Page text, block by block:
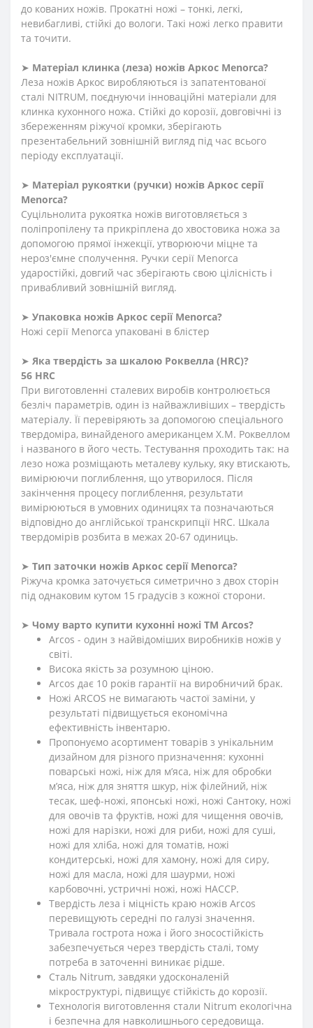
до кованих ножів. Прокатні ножі – тонкі, легкі,
невибагливі, стійкі до вологи. Такі ножі легко правити
та точити.
➤ Матеріал клинка (леза) ножів Аркос Menorca?
Леза ножів Аркос виробляються із запатентованої
сталі NITRUM, поєднуючи інноваційні матеріали для
клинка кухонного ножа. Стійкі до корозії, довговічні із
збереженням ріжучої кромки, зберігають
презентабельний зовнішній вигляд під час всього
періоду експлуатації.
➤ Матеріал рукоятки (ручки) ножів Аркос серії
Menorca?
Суцільнолита рукоятка ножів виготовляється з
поліпропілену та прикріплена до хвостовика ножа за
допомогою прямої інжекції, утворюючи міцне та
нероз'ємне сполучення. Ручки серії Menorca
ударостійкі, довгий час зберігають свою цілісність і
привабливий зовнішній вигляд.
➤ Упаковка ножів Аркос серії Menorca?
Ножі серії Menorca упаковані в блістер
➤ Яка твердість за шкалою Роквелла (HRC)?
56 HRC
При виготовленні сталевих виробів контролюється
безліч параметрів, один із найважливіших – твердість
матеріалу. Її перевіряють за допомогою спеціального
твердоміра, винайденого американцем Х.М. Роквеллом
і названого в його честь. Тестування проходить так: на
лезо ножа розміщають металеву кульку, яку втискають,
вимірюючи поглиблення, що утворилося. Після
закінчення процесу поглиблення, результати
вимірюються в умовних одиницях та позначаються
відповідно до англійської транскрипції HRC. Шкала
твердомірів розбита в межах 20-67 одиниць.
➤ Тип заточки ножів Аркос серії Menorca?
Ріжуча кромка заточується симетрично з двох сторін
під однаковим кутом 15 градусів з кожної сторони.
➤ Чому варто купити кухонні ножі ТМ Arcos?
Arcos - один з найвідоміших виробників ножів у
світі.
Висока якість за розумною ціною.
Arcos дає 10 років гарантії на виробничий брак.
Ножі ARCOS не вимагають частої заміни, у
результаті підвищується економічна
ефективність інвентарю.
Пропонуємо асортимент товарів з унікальним
дизайном для різного призначення: кухонні
поварські ножі, ніж для м’яса, ніж для обробки
м’яса, ніж для зняття шкур, ніж філейний, ніж
тесак, шеф-ножі, японські ножі, ножі Сантоку, ножі
для овочів та фруктів, ножі для чищення овочів,
ножі для нарізки, ножі для риби, ножі для суші,
ножі для хліба, ножі для томатів, ножі
кондитерські, ножі для хамону, ножі для сиру,
ножі для масла, ножі для шаурми, ножі
карбовочні, устричні ножі, ножі HACCP.
Твердість леза і міцність краю ножів Arcos
перевищують середні по галузі значення.
Тривала гострота ножа і його зносостійкість
забезпечується через твердість сталі, тому
потреба в заточенні виникає рідше.
Сталь Nitrum, завдяки удосконаленій
мікроструктурі, підвищує стійкість до корозії.
Технологія виготовлення стали Nitrum екологічна
і безпечна для навколишнього середовища.